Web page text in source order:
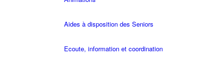
Aides à disposition des Seniors
Ecoute, information et coordination